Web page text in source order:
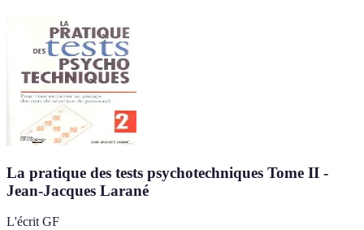
La pratique des tests psychotechniques Tome II -
Jean-Jacques Larané
L'écrit GF